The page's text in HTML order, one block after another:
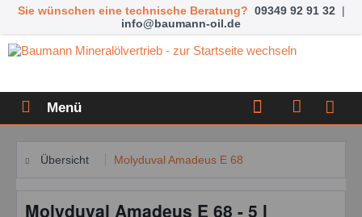
Sie wünschen eine technische Beratung? 09349 92 91 32 |
info@baumann-oil.de
Menü
Übersicht Molyduval Amadeus E 68
Molyduval Amadeus E 68 - 5 l